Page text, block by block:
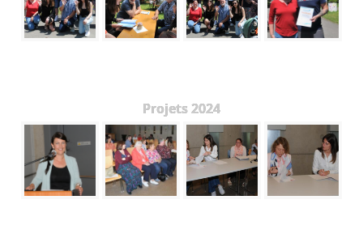
Projets 2024